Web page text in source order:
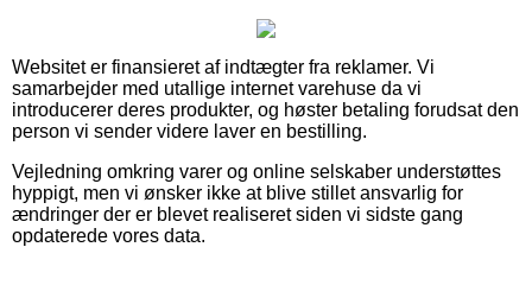
Websitet er finansieret af indtægter fra reklamer. Vi
samarbejder med utallige internet varehuse da vi
introducerer deres produkter, og høster betaling forudsat den
person vi sender videre laver en bestilling.
Vejledning omkring varer og online selskaber understøttes
hyppigt, men vi ønsker ikke at blive stillet ansvarlig for
ændringer der er blevet realiseret siden vi sidste gang
opdaterede vores data.